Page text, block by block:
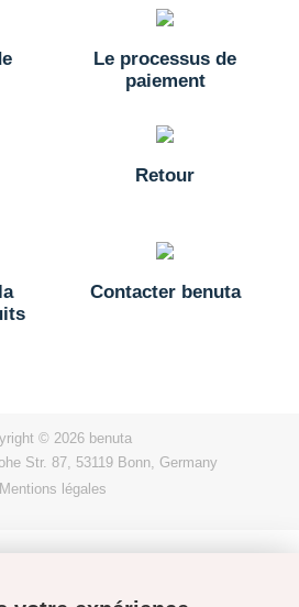
Le processus de
paiement
Retour
Contacter benuta
© 2026 benuta
Str. 87, 53119 Bonn, Germany
Mentions légales